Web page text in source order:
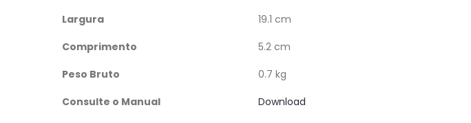
Largura
19.1 cm
Comprimento
5.2 cm
Peso Bruto
0.7 kg
Consulte o Manual
Download